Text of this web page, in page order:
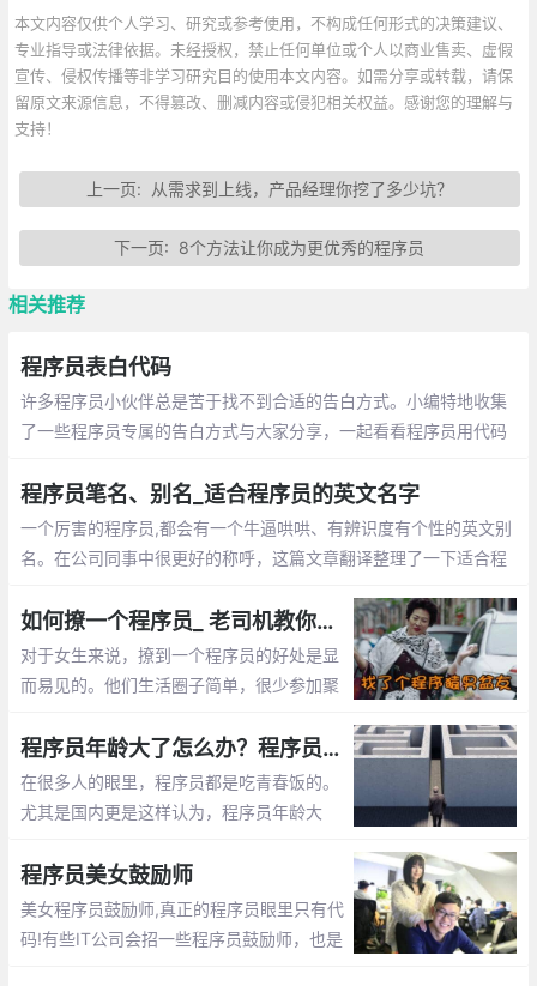
本文内容仅供个人学习、研究或参考使用，不构成任何形式的决策建议、
专业指导或法律依据。未经授权，禁止任何单位或个人以商业售卖、虚假
宣传、侵权传播等非学习研究目的使用本文内容。如需分享或转载，请保
留原文来源信息，不得篡改、删减内容或侵犯相关权益。感谢您的理解与
支持！
上一页: 从需求到上线，产品经理你挖了多少坑？
下一页: 8个方法让你成为更优秀的程序员
相关推荐
程序员表白代码
许多程序员小伙伴总是苦于找不到合适的告白方式。小编特地收集
了一些程序员专属的告白方式与大家分享，一起看看程序员用代码
程序员笔名、别名_适合程序员的英文名字
一个厉害的程序员,都会有一个牛逼哄哄、有辨识度有个性的英文别
名。在公司同事中很更好的称呼，这篇文章翻译整理了一下适合程
如何撩一个程序员_ 老司机教你怎么追程序员
对于女生来说，撩到一个程序员的好处是显
而易见的。他们生活圈子简单，很少参加聚
码的路上。这篇文章告诉你怎么撩程序员程序员年龄大了怎么办？程序员年龄大了的出路
在很多人的眼里，程序员都是吃青春饭的。
尤其是国内更是这样认为，程序员年龄大
担心以后的出路了。那么未来大龄程序员的
出路在哪呢？
程序员美女鼓励师
美女程序员鼓励师,真正的程序员眼里只有代
码!有些IT公司会招一些程序员鼓励师，也是